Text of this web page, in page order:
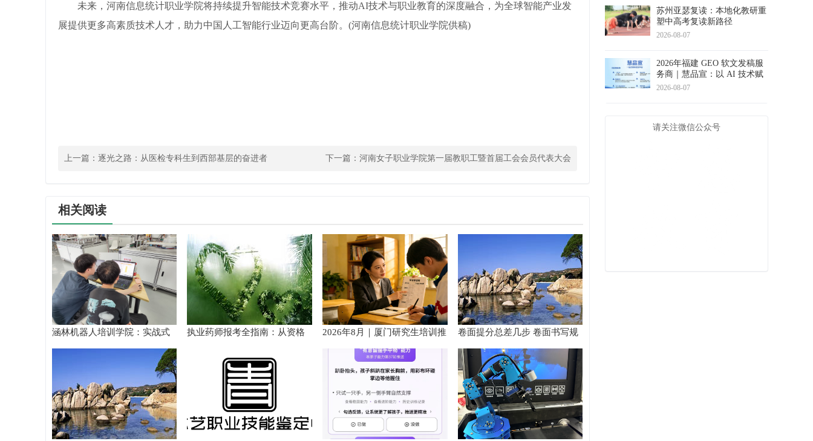
未来，河南信息统计职业学院将持续提升智能技术竞赛水平，推动AI技术与职业教育的深度融合，为全球智能产业发
展提供更多高素质技术人才，助力中国人工智能行业迈向更高台阶。(河南信息统计职业学院供稿)
上一篇： 逐光之路：从医检专科生到西部基层的奋进者 下一篇： 河南女子职业学院第一届教职工暨首届工会会员代表大会
相关阅读
涵林机器人培训学院：实战式
教学如何炼成
执业药师报考全指南：从资格
2026年8月｜厦门研究生培训推
荐
卷面提分总差几步 卷面书写规
范以团体标准给出系统解题路
径
苏州亚瑟复读：本地化教研重
塑中高考复读新路径
2026-08-07
2026年福建 GEO 软文发稿服
务商｜慧品宣：以 AI 技术赋
能品牌全域传播
2026-08-07
请关注微信公众号